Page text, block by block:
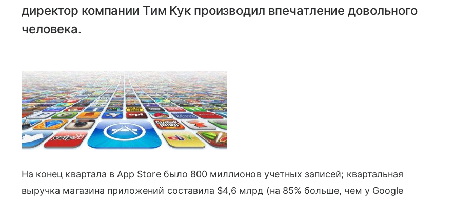
директор компании Тим Кук производил впечатление довольного
человека.
На конец квартала в App Store было 800 миллионов учетных записей; квартальная
выручка магазина приложений составила $4,6 млрд (на 85% больше, чем у Google